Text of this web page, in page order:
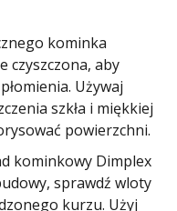
kominka
czyszczona, aby
Używaj
szkła i miękkiej
powierzchni.
kominkowy Dimplex
sprawdź wloty
kurzu. Użyj